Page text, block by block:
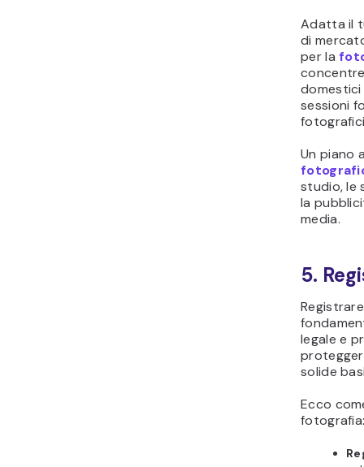
Adatta il
di
per la
domestici
sessioni
Un piano
studio, le
la
media.
5.
legale e
solide
Ecco